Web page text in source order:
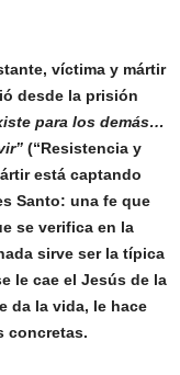
víctima y mártir
desde la prisión
para los demás…
(“Resistencia y
está captando
Santo: una fe que
se verifica en la
sirve ser la típica
le cae el Jesús de la
da la vida, le hace
concretas.